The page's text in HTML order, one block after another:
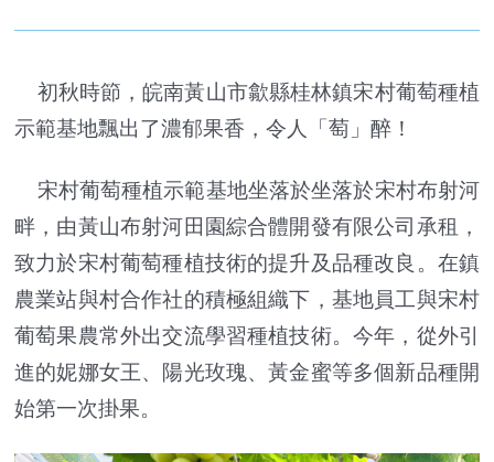
初秋時節，皖南黃山市歙縣桂林鎮宋村葡萄種植
示範基地飄出了濃郁果香，令人「萄」醉！
宋村葡萄種植示範基地坐落於坐落於宋村布射河
畔，由黃山布射河田園綜合體開發有限公司承租，
致力於宋村葡萄種植技術的提升及品種改良。在鎮
農業站與村合作社的積極組織下，基地員工與宋村
葡萄果農常外出交流學習種植技術。今年，從外引
進的妮娜女王、陽光玫瑰、黃金蜜等多個新品種開
始第一次掛果。